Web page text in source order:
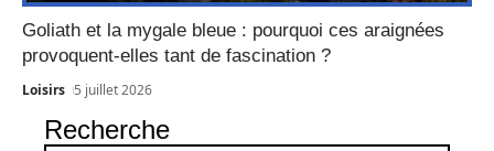
Goliath et la mygale bleue : pourquoi ces araignées
provoquent-elles tant de fascination ?
Loisirs 5 juillet 2026
Recherche